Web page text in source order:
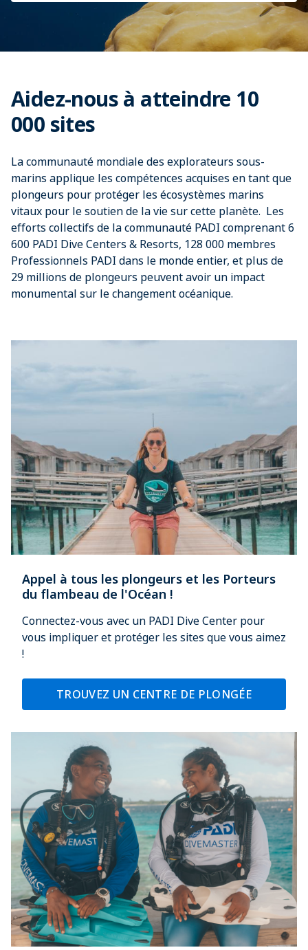
Aidez-nous à atteindre 10
000 sites
La communauté mondiale des explorateurs sous-
marins applique les compétences acquises en tant que
plongeurs pour protéger les écosystèmes marins
vitaux pour le soutien de la vie sur cette planète. Les
efforts collectifs de la communauté PADI comprenant 6
600 PADI Dive Centers & Resorts, 128 000 membres
Professionnels PADI dans le monde entier, et plus de
29 millions de plongeurs peuvent avoir un impact
monumental sur le changement océanique.
Appel à tous les plongeurs et les Porteurs
du flambeau de l'Océan !
Connectez-vous avec un PADI Dive Center pour
vous impliquer et protéger les sites que vous aimez
!​
TROUVEZ UN CENTRE DE PLONGÉE